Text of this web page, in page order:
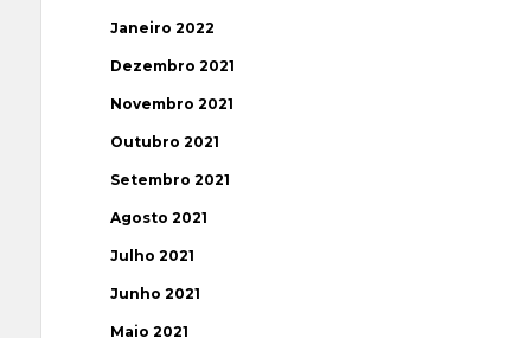
Janeiro 2022
Dezembro 2021
Novembro 2021
Outubro 2021
Setembro 2021
Agosto 2021
Julho 2021
Junho 2021
Maio 2021